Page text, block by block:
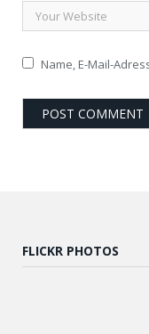
Name, E-Mail-
FLICKR PHOTOS